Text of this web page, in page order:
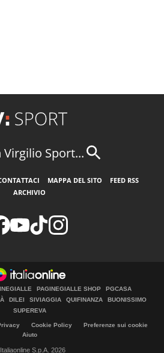
Virgilio Sport...
MAPPA DEL SITO
FEED RSS
ARCHIVIO
PAGINEGIALLE SHOP
PGCASA
DILEI SIVIAGGIA QUIFINANZA
BUONISSIMO
SUPEREVA
Cookie Policy
Preferenze sui cookie
Aiuto
S.p.A. 2026